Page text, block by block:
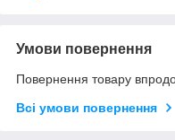
Умови повернення
Повернення товару
Всі умови повернення